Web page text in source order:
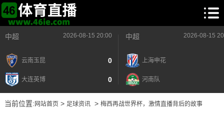
中超 2026-08-15 20:00
云南玉昆 0
大连英博 0
中超 2026-08-15
上海申花
河南队
当前位置: 网站首页> 足球资讯> 梅西再战世界杯，激情直播背后的故事